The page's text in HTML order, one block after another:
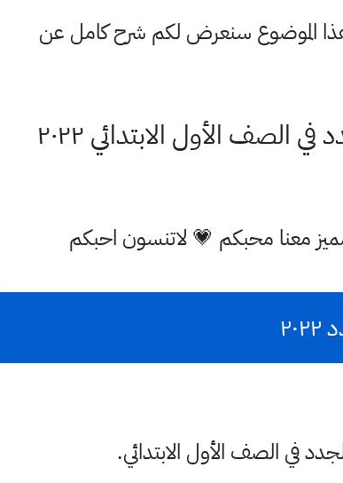
الموضوع سنعرض لكم شرح كامل عن
الأول الابتدائي ٢٠٢٢
معنا محبكم 💗 لاتنسون احبكم
في الصف الأول الابتدائي.